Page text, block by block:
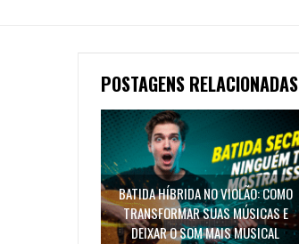
POSTAGENS RELACIONADAS
BATIDA HÍBRIDA NO VIOLÃO: COMO
TRANSFORMAR SUAS MÚSICAS E
DEIXAR O SOM MAIS MUSICAL